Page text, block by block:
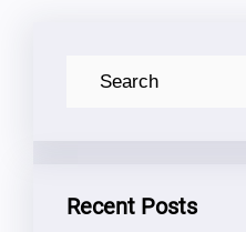
Recent Posts